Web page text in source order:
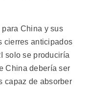
China y sus
cierres anticipados
solo se produciría
China debería ser
capaz de absorber